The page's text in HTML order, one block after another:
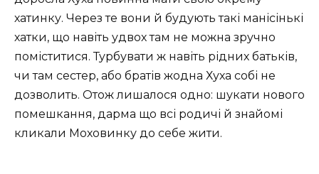
хатинку. Через те вони й будують такі манісінькі
хатки, що навіть удвох там не можна зручно
поміститися. Турбувати ж навіть рідних батьків,
чи там сестер, або братів жодна Хуха собі не
дозволить. Отож лишалося одно: шукати нового
помешкання, дарма що всі родичі й знайомі
кликали Моховинку до себе жити.